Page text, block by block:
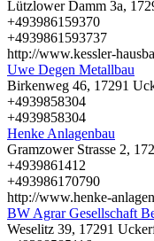
Lützlower Damm 3a,
+493986159370
+4939861593737
http://www.kessler-
Uwe Degen Metallbau
Birkenweg 46, 17291
+4939858304
+4939858304
Henke Anlagenbau
Gramzower Strasse 2,
+4939861412
+493986170790
http://www.henke-
BW Agrar Gesellschaft
Weselitz 39, 17291